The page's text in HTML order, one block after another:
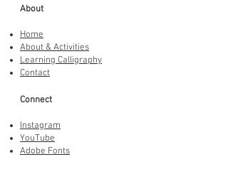
About
Home
About & Activities
Learning Calligraphy
Contact
Connect
Instagram
YouTube
Adobe Fonts